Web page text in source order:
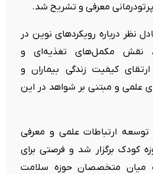
معرفی و تشریح شد.
نظر درباره رویکردهای نوین در
نقش مکمل‌های تغذیه‌ای و
کیفیت زندگی بیماران و
علمی و مبتنی بر شواهد در این
ارتباطات علمی و معرفی
برگزار شد و فرصتی برای
میان متخصصان حوزه سلامت